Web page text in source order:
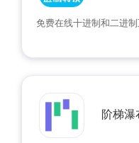
免费在线十进制和二进
阶梯瀑